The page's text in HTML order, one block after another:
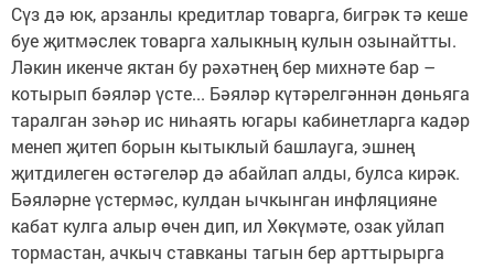
Сүз дә юк, арзанлы кредитлар товарга, бигрәк тә кеше
буе җитмәслек товарга халыкның кулын озынайтты.
Ләкин икенче яктан бу рәхәтнең бер михнәте бар –
котырып бәяләр үсте... Бәяләр күтәрелгәннән дөньяга
таралган зәһәр ис ниһаять югары кабинетларга кадәр
менеп җитеп борын кытыклый башлауга, эшнең
җитдилеген өстәгеләр дә абайлап алды, булса кирәк.
Бәяләрне үстермәс, кулдан ычкынган инфляцияне
кабат кулга алыр өчен дип, ил Хөкүмәте, озак уйлап
тормастан, ачкыч ставканы тагын бер арттырырга